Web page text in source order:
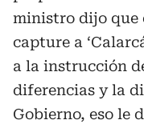
ministro dijo que
capture a
a la instrucción
diferencias y la
Gobierno, eso le